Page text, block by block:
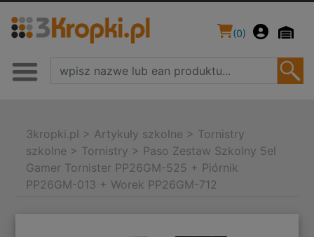
(0)
3kropki.pl > Artykuły szkolne > Tornistry
szkolne > Tornistry > Paso Zestaw Szkolny 5el
Gamer Tornister PP26GM-525 + Piórnik
PP26GM-013 + Worek PP26GM-712